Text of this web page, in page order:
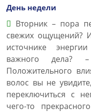
День недели
Вторник – пора
свежих ощущений?
источнике
важного дела?
Положительного
волос вы не
переключиться с
чего-то